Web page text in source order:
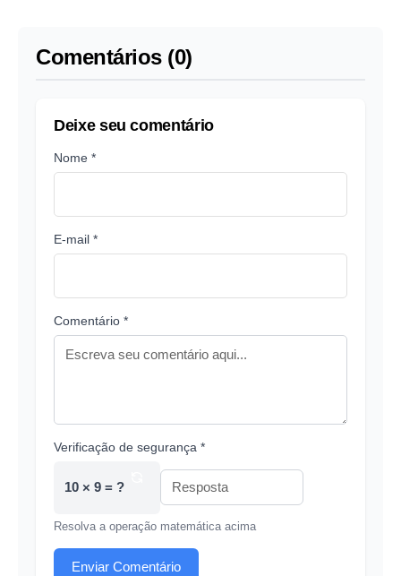
Comentários (0)
Deixe seu comentário
Nome *
E-mail *
Comentário *
Verificação de segurança *
10 × 9 = ?
Resolva a operação matemática acima
Enviar Comentário